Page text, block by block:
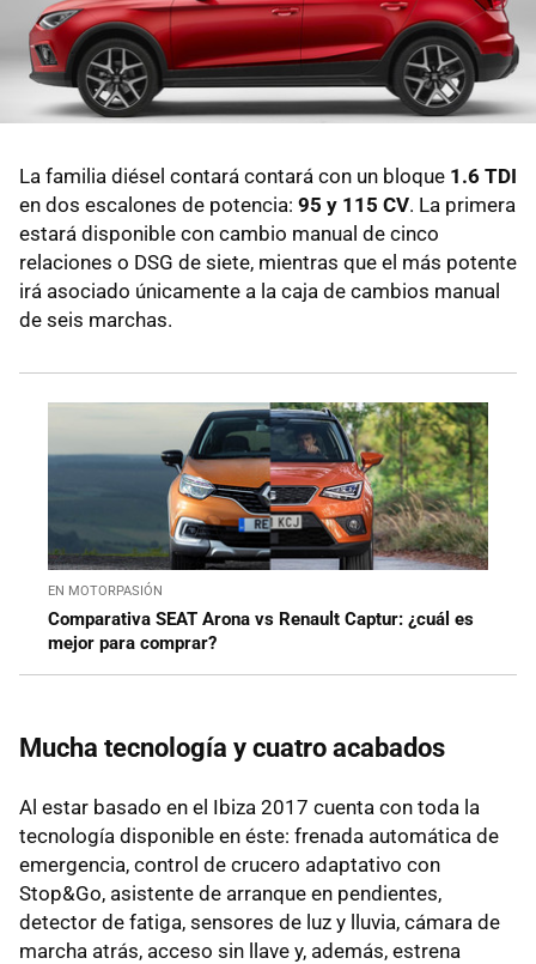
La familia diésel contará contará con un bloque 1.6 TDI
en dos escalones de potencia: 95 y 115 CV. La primera
estará disponible con cambio manual de cinco
relaciones o DSG de siete, mientras que el más potente
irá asociado únicamente a la caja de cambios manual
de seis marchas.
EN MOTORPASIÓN
Comparativa SEAT Arona vs Renault Captur: ¿cuál es
mejor para comprar?
Mucha tecnología y cuatro acabados
Al estar basado en el Ibiza 2017 cuenta con toda la
tecnología disponible en éste: frenada automática de
emergencia, control de crucero adaptativo con
Stop&Go, asistente de arranque en pendientes,
detector de fatiga, sensores de luz y lluvia, cámara de
marcha atrás, acceso sin llave y, además, estrena